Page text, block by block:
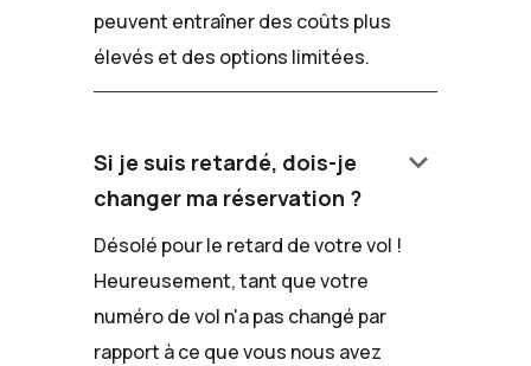
peuvent entraîner des coûts plus
élevés et des options limitées.
Si je suis retardé, dois-je
changer ma réservation ?
keyboard_arrow_down
Désolé pour le retard de votre vol !
Heureusement, tant que votre
numéro de vol n'a pas changé par
rapport à ce que vous nous avez